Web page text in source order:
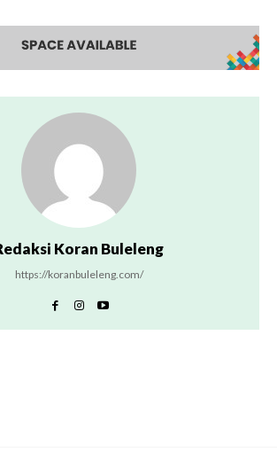
Koran Buleleng
https://koranbuleleng.com/